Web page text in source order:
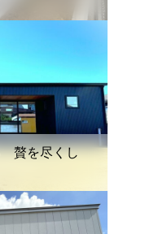
贅を尽くし